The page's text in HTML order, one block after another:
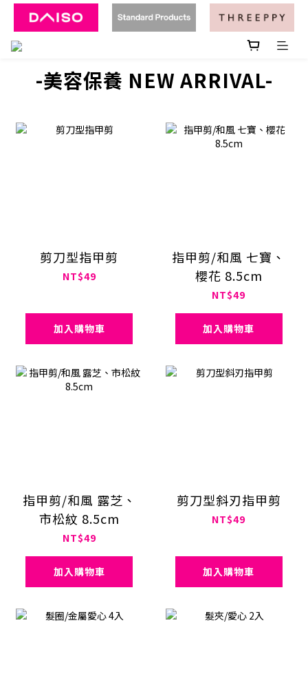
-美容保養 NEW ARRIVAL-
剪刀型指甲剪
NT$49
加入購物車
指甲剪/和風 七寶、
櫻花 8.5cm
NT$49
加入購物車
指甲剪/和風 露芝、
市松紋 8.5cm
NT$49
加入購物車
剪刀型斜刃指甲剪
NT$49
加入購物車